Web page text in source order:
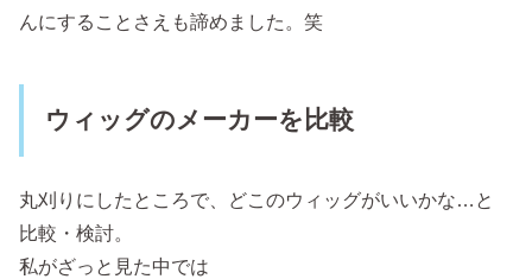
んにすることさえも諦めました。笑
ウィッグのメーカーを比較
丸刈りにしたところで、どこのウィッグがいいかな…と
比較・検討。
私がざっと見た中では